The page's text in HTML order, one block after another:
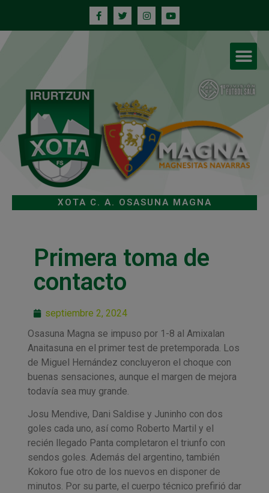
XOTA C. A. OSASUNA MAGNA
Primera toma de
contacto
septiembre 2, 2024
Osasuna Magna se impuso por 1-8 al Amixalan
Anaitasuna en el primer test de pretemporada. Los
de Miguel Hernández concluyeron el choque con
buenas sensaciones, aunque el margen de mejora
todavía sea muy grande.
Josu Mendive, Dani Saldise y Juninho con dos
goles cada uno, así como Roberto Martil y el
recién llegado Panta completaron el triunfo con
sendos goles. Además del argentino, también
Kokoro fue otro de los nuevos en disponer de
minutos. Por su parte, el cuerpo técnico prefirió dar